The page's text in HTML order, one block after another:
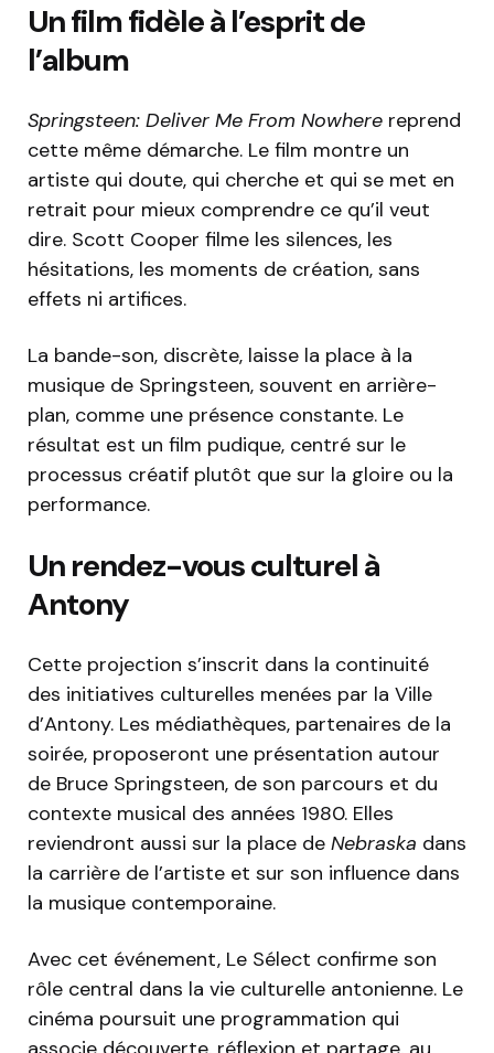
Un film fidèle à l’esprit de
l’album
Springsteen: Deliver Me From Nowhere reprend
cette même démarche. Le film montre un
artiste qui doute, qui cherche et qui se met en
retrait pour mieux comprendre ce qu’il veut
dire. Scott Cooper filme les silences, les
hésitations, les moments de création, sans
effets ni artifices.
La bande-son, discrète, laisse la place à la
musique de Springsteen, souvent en arrière-
plan, comme une présence constante. Le
résultat est un film pudique, centré sur le
processus créatif plutôt que sur la gloire ou la
performance.
Un rendez-vous culturel à
Antony
Cette projection s’inscrit dans la continuité
des initiatives culturelles menées par la Ville
d’Antony. Les médiathèques, partenaires de la
soirée, proposeront une présentation autour
de Bruce Springsteen, de son parcours et du
contexte musical des années 1980. Elles
reviendront aussi sur la place de Nebraska dans
la carrière de l’artiste et sur son influence dans
la musique contemporaine.
Avec cet événement, Le Sélect confirme son
rôle central dans la vie culturelle antonienne. Le
cinéma poursuit une programmation qui